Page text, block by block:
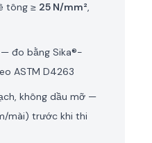
tông ≥ 25 N/mm²,
— đo bằng Sika®-
ASTM D4263
không dầu mỡ —
mài) trước khi thi